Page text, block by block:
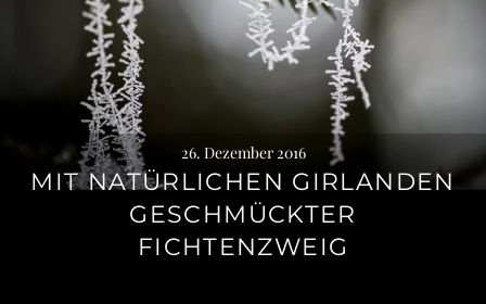
26. Dezember 2016
MIT NATÜRLICHEN GIRLANDEN
GESCHMÜCKTER
FICHTENZWEIG